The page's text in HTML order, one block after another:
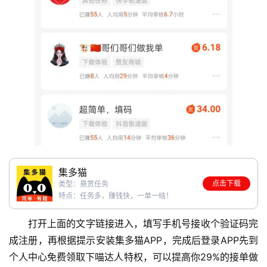
登录 注册
集多猫
类型：悬赏任务
特点：任务多，赚钱快，一单一结！
点击下载
打开上面的文字链接进入，填写手机号接收个验证码完
成注册，再根据提示安装集多猫APP，完成后登录APP先到
个人中心免费领取下喵达人特权，可以提高你29%的接单做